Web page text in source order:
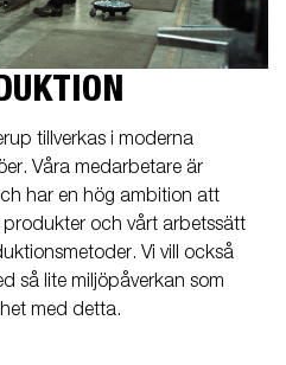
tillverkas i moderna
Våra medarbetare är
har en hög ambition att
och vårt arbetssätt
Vi vill också
så lite miljöpåverkan som
med detta.